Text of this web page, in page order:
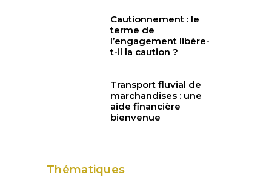
Cautionnement : le
terme de
l’engagement libère-
t-il la caution ?
Transport fluvial de
marchandises : une
aide financière
bienvenue
Thématiques